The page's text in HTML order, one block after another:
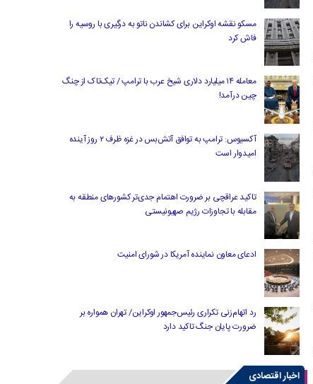
مسکو نقشه اوکراین برای کشاندن ناتو به درگیری با روسیه را
فاش کرد
معامله ۱۴ میلیارد دلاری شیخ عرب با ترامپ / تیک‌تاک از چنگ
چین درآمد!
آکسیوس: ترامپ به توافق آتش‌بس در غزه ظرف ۲ روز آینده
امیدوار است
تاکید عراقچی بر ضرورت اهتمام جدی‌تر کشورهای منطقه به
مقابله با تجاوزات رژیم صهیونیستی
ادعای معاون نماینده آمریکا در شورای امنیت
رد اتهام‌زنی تکراری رئیس‌جمهور اوکراین/ تهران همواره بر
ضرورت پایان جنگ تاکید دارد
اخبار اقتصادی